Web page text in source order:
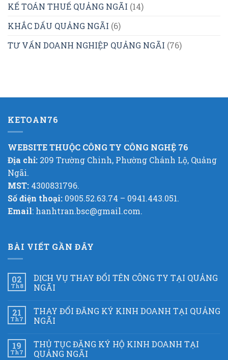
KẾ TOÁN THUẾ QUẢNG NGÃI (14)
KHẮC DẤU QUẢNG NGÃI (6)
TƯ VẤN DOANH NGHIỆP QUẢNG NGÃI (76)
KETOAN76
WEBSITE THUỘC CÔNG TY CÔNG NGHỆ 76
Địa chỉ: 209 Trường Chinh, Phường Chánh Lộ, Quảng
Ngãi.
MST: 4300831796.
Số điện thoại: 0905.52.63.74 – 0941.443.051.
Email: hanhtran.bsc@gmail.com.
BÀI VIẾT GẦN ĐÂY
02
Th8
DỊCH VỤ THAY ĐỔI TÊN CÔNG TY TẠI QUẢNG
NGÃI
21
Th7
THAY ĐỔI ĐĂNG KÝ KINH DOANH TẠI QUẢNG
NGÃI
19
Th7
THỦ TỤC ĐĂNG KÝ HỘ KINH DOANH TẠI
QUẢNG NGÃI